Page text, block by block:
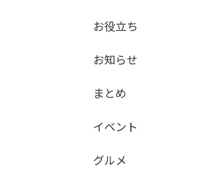
お役立ち
お知らせ
まとめ
イベント
グルメ